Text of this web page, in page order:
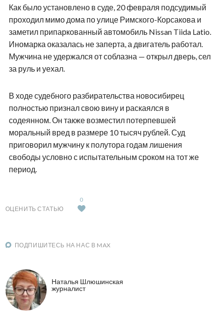
Как было установлено в суде, 20 февраля подсудимый
проходил мимо дома по улице Римского-Корсакова и
заметил припаркованный автомобиль Nissan Tiida Latio.
Иномарка оказалась не заперта, а двигатель работал.
Мужчина не удержался от соблазна — открыл дверь, сел
за руль и уехал.
В ходе судебного разбирательства новосибирец
полностью признал свою вину и раскаялся в
содеянном. Он также возместил потерпевшей
моральный вред в размере 10 тысяч рублей. Суд
приговорил мужчину к полутора годам лишения
свободы условно с испытательным сроком на тот же
период.
ОЦЕНИТЬ СТАТЬЮ
0
ПОДПИШИТЕСЬ НА НАС В MAX
Наталья Шлюшинская
журналист